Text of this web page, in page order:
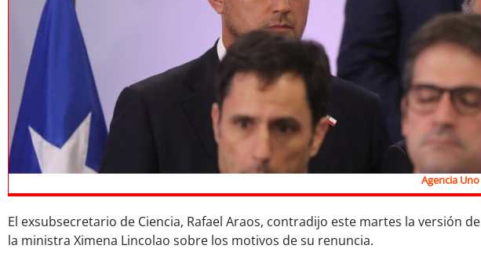
Agencia Uno
El exsubsecretario de Ciencia, Rafael Araos, contradijo este martes la versión de
la ministra Ximena Lincolao sobre los motivos de su renuncia.